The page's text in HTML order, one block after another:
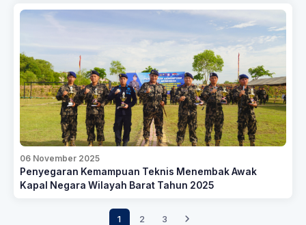
06 November 2025
Penyegaran Kemampuan Teknis Menembak Awak
Kapal Negara Wilayah Barat Tahun 2025
1 2 3